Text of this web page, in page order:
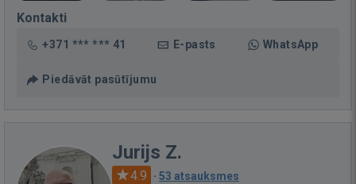
Kontakti
+371 *** *** 41 E-pasts WhatsApp
Piedāvāt pasūtījumu
Jurijs Z.
4.9 · 53 atsauksmes